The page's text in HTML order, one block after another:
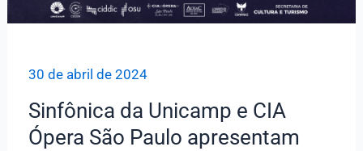
30 de abril de 2024
Sinfônica da Unicamp e CIA
Ópera São Paulo apresentam